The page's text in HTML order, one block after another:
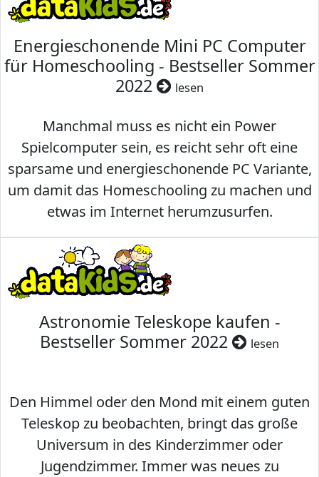
Energieschonende Mini PC Computer
für Homeschooling - Bestseller Sommer
2022
lesen
Manchmal muss es nicht ein Power
Spielcomputer sein, es reicht sehr oft eine
sparsame und energieschonende PC Variante,
um damit das Homeschooling zu machen und
etwas im Internet herumzusurfen.
Astronomie Teleskope kaufen -
Bestseller Sommer 2022
lesen
Den Himmel oder den Mond mit einem guten
Teleskop zu beobachten, bringt das große
Universum in des Kinderzimmer oder
Jugendzimmer. Immer was neues zu